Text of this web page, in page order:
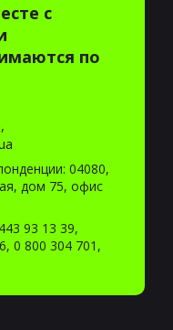
с
по
04080,
дом 75, офис
93 13 39,
, 0 800 304 701 ,